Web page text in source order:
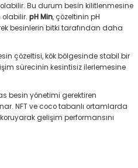
Bu durum besin kilitlenmesine
pH Min, çözeltinin pH
besinlerin bitki tarafından daha
çözeltisi, kök bölgesinde stabil bir
sürecinin kesintisiz ilerlemesine
besin yönetimi gerektiren
NFT ve coco tabanlı ortamlarda
gelişim performansını